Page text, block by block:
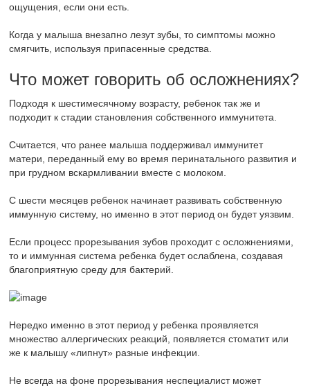
ощущения, если они есть.
Когда у малыша внезапно лезут зубы, то симптомы можно
смягчить, используя припасенные средства.
Что может говорить об осложнениях?
Подходя к шестимесячному возрасту, ребенок так же и
подходит к стадии становления собственного иммунитета.
Считается, что ранее малыша поддерживал иммунитет
матери, переданный ему во время перинатального развития и
при грудном вскармливании вместе с молоком.
С шести месяцев ребенок начинает развивать собственную
иммунную систему, но именно в этот период он будет уязвим.
Если процесс прорезывания зубов проходит с осложнениями,
то и иммунная система ребенка будет ослаблена, создавая
благоприятную среду для бактерий.
Нередко именно в этот период у ребенка проявляется
множество аллергических реакций, появляется стоматит или
же к малышу «липнут» разные инфекции.
Не всегда на фоне прорезывания неспециалист может